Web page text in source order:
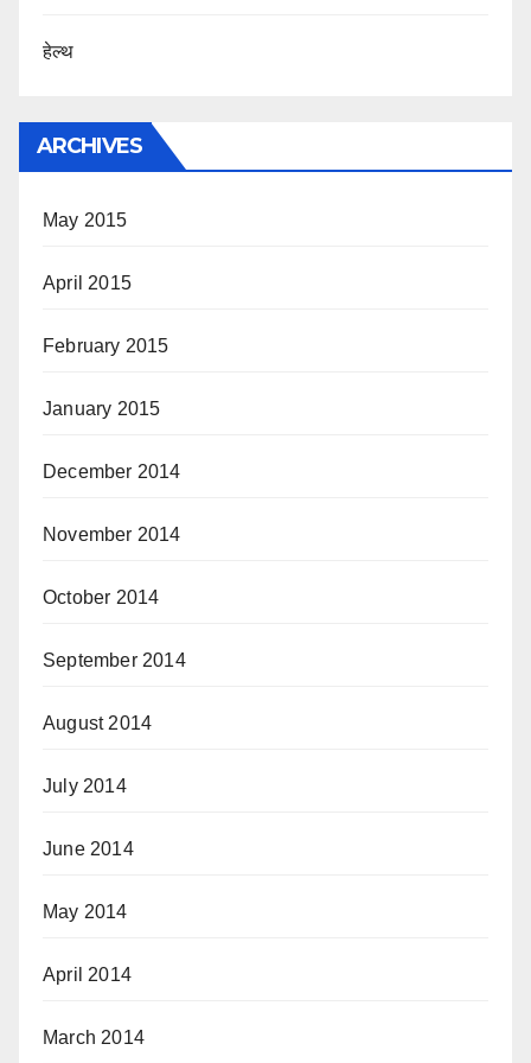
हेल्थ
ARCHIVES
May 2015
April 2015
February 2015
January 2015
December 2014
November 2014
October 2014
September 2014
August 2014
July 2014
June 2014
May 2014
April 2014
March 2014